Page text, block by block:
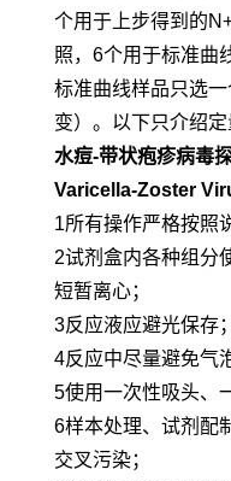
个用于上步得到的
照，6个用于标准曲
标准曲线样品只选
变）。以下只介绍定
水痘-带状疱疹病毒
Varicella-Zoster
1所有操作严格按照
2试剂盒内各种组分
短暂离心；
3反应液应避光保存；
4反应中尽量避免气
5使用一次性吸头、
6样本处理、试剂配
交叉污染；